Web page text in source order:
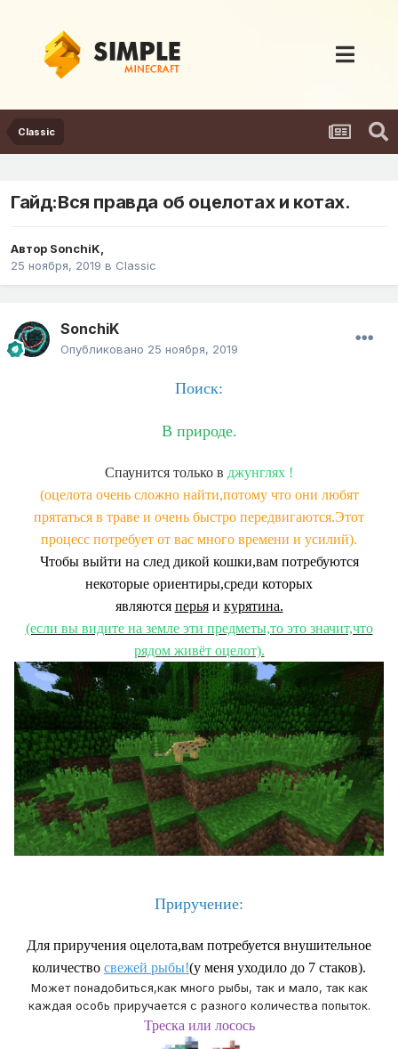
Classic
Гайд:Вся правда об оцелотах и котах.
Автор SonchiK,
25 ноября, 2019 в Classic
SonchiK
Опубликовано 25 ноября, 2019
Поиск:
В природе.
Спаунится только в джунглях !
(оцелота очень сложно найти,потому что они любят
прятаться в траве и очень быстро передвигаются.Этот
процесс потребует от вас много времени и усилий).
Чтобы выйти на след дикой кошки,вам потребуются
некоторые ориентиры,среди которых
являются перьяи курятина.
(если вы видите на земле эти предметы,то это значит,что
рядом живёт оцелот).
Приручение:
Для приручения оцелота,вам потребуется внушительное
количество свежей рыбы!(у меня уходило до 7 стаков).
Может понадобиться,как много рыбы, так и мало, так как
каждая особь приручается с разного количества попыток.
Треска или лосось